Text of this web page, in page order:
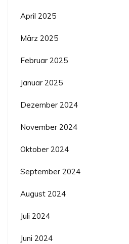
April 2025
März 2025
Februar 2025
Januar 2025
Dezember 2024
November 2024
Oktober 2024
September 2024
August 2024
Juli 2024
Juni 2024